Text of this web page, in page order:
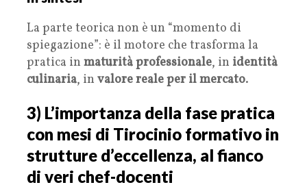
La parte teorica non è un “momento di
spiegazione”: è il motore che trasforma la
pratica in maturità professionale, in identità
culinaria, in valore reale per il mercato.
3) L’importanza della fase pratica
con mesi di Tirocinio formativo in
strutture d’eccellenza, al fianco
di veri chef-docenti